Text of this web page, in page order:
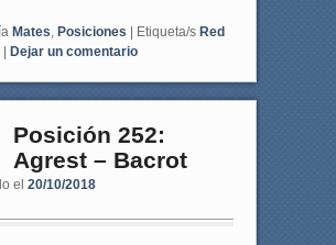
Mates, Posiciones Etiqueta/s Red
Dejar un comentario
Posición 252:
Agrest – Bacrot
el 20/10/2018